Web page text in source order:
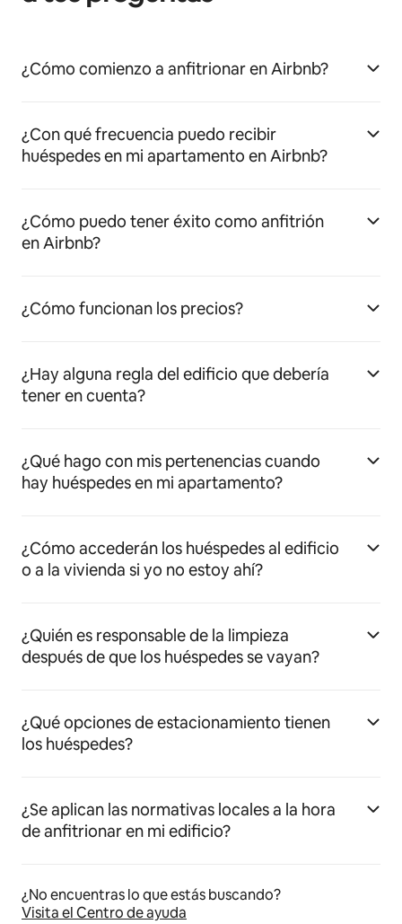
¿Cómo comienzo a anfitrionar en Airbnb?
¿Con qué frecuencia puedo recibir
huéspedes en mi apartamento en Airbnb?
¿Cómo puedo tener éxito como anfitrión
en Airbnb?
¿Cómo funcionan los precios?
¿Hay alguna regla del edificio que debería
tener en cuenta?
¿Qué hago con mis pertenencias cuando
hay huéspedes en mi apartamento?
¿Cómo accederán los huéspedes al edificio
o a la vivienda si yo no estoy ahí?
¿Quién es responsable de la limpieza
después de que los huéspedes se vayan?
¿Qué opciones de estacionamiento tienen
los huéspedes?
¿Se aplican las normativas locales a la hora
de anfitrionar en mi edificio?
¿No encuentras lo que estás buscando?
Visita el Centro de ayuda